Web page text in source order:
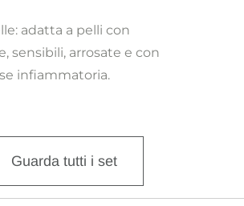
adatta a pelli con
sensibili, arrosate e con
infiammatoria.
Guarda tutti i set